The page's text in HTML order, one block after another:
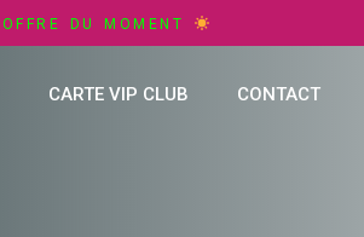
OFFRE DU MOMENT
CARTE VIP CLUB CONTACT